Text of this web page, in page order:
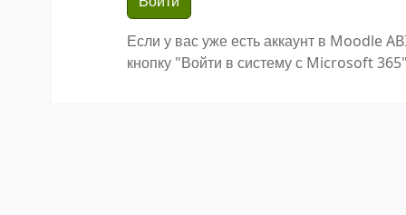
Если у вас уже есть аккаунт в Moodle
кнопку "Войти в систему с Microsoft